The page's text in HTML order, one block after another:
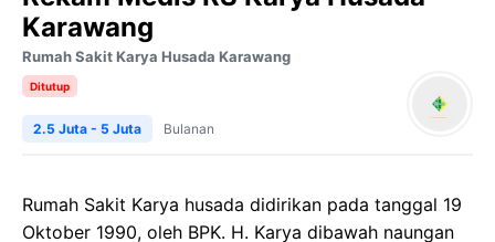
Karawang
Rumah Sakit Karya Husada Karawang
Ditutup
2.5 Juta - 5 Juta Bulanan
Rumah Sakit Karya husada didirikan pada tanggal 19
Oktober 1990, oleh BPK. H. Karya dibawah naungan